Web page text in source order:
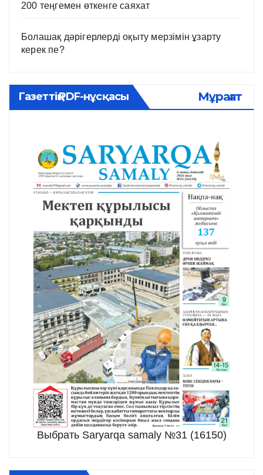
200 теңгемен өткенге саяхат
Болашақ дәрігерлерді оқыту мерзімін ұзарту
керек пе?
Газеттің PDF-нұсқасы Мұрағат
Выбрать Saryarqa samaly №31 (16150)